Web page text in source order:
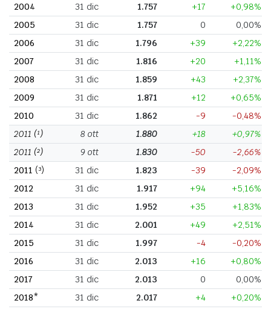
2004
31 dic 1.757 +17
+0,98%
2005
31 dic 1.757 0
0,00%
2006
31 dic 1.796 +39
+2,22%
2007
31 dic 1.816 +20
+1,11%
2008
31 dic 1.859 +43
+2,37%
2009
31 dic 1.871 +12
+0,65%
2010
31 dic 1.862 -9
-0,48%
2011 (¹) 8 ott 1.880 +18
+0,97%
2011 (²) 9 ott 1.830 -50
-2,66%
2011 (³) 31 dic 1.823 -39
-2,09%
2012
31 dic 1.917 +94
+5,16%
2013
31 dic 1.952 +35
+1,83%
2014
31 dic 2.001 +49
+2,51%
2015
31 dic 1.997 -4
-0,20%
2016
31 dic 2.013 +16
+0,80%
2017
31 dic 2.013 0
0,00%
2018*
31 dic 2.017 +4
+0,20%